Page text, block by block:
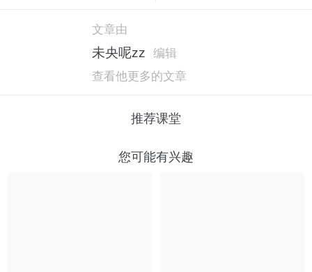
文章由
未央呢zz
编辑
查看他更多的文章
推荐课堂
您可能有兴趣